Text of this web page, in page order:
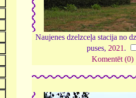
Naujenes dzelzceļa stacija no
puses, 2021 .
Komentēt (0)